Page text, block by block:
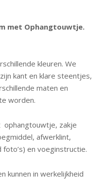
met Ophangtouwtje.
kleuren. We
kant en klare steentjes,
maten en
worden.
ophangtouwtje, zakje
afwerklint,
en voeginstructie.
kunnen in werkelijkheid